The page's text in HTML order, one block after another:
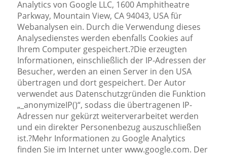
Analytics von Google LLC, 1600 Amphitheatre
Parkway, Mountain View, CA 94043, USA für
Webanalysen ein. Durch die Verwendung dieses
Analysedienstes werden ebenfalls Cookies auf
Ihrem Computer gespeichert.?Die erzeugten
Informationen, einschließlich der IP-Adressen der
Besucher, werden an einen Server in den USA
übertragen und dort gespeichert. Der Autor
verwendet aus Datenschutzgründen die Funktion
„_anonymizeIP()“, sodass die übertragenen IP-
Adressen nur gekürzt weiterverarbeitet werden
und ein direkter Personenbezug auszuschließen
ist.?Mehr Informationen zu Google Analytics
finden Sie im Internet unter www.google.com. Der